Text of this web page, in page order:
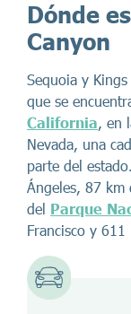
Dónde
Canyon
Sequoia y
que se
California, en
Nevada, una
parte del
Ángeles, 87 km
del Parque
Francisco y 611